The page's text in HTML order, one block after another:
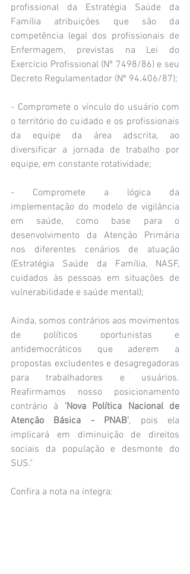
profissional da Estratégia Saúde da
Família atribuições que são da
competência legal dos profissionais de
Enfermagem, previstas na Lei do
Exercício Profissional (Nº 7498/86) e seu
Decreto Regulamentador (Nº 94.406/87);
- Compromete o vínculo do usuário com
o território do cuidado e os profissionais
da equipe da área adscrita, ao
diversificar a jornada de trabalho por
equipe, em constante rotatividade;
- Compromete a lógica da
implementação do modelo de vigilância
em saúde, como base para o
desenvolvimento da Atenção Primária
nos diferentes cenários de atuação
(Estratégia Saúde da Família, NASF,
cuidados às pessoas em situações de
vulnerabilidade e saúde mental);
Ainda, somos contrários aos movimentos
de políticos oportunistas e
antidemocráticos que aderem a
propostas excludentes e desagregadoras
para trabalhadores e usuários.
Reafirmamos nosso posicionamento
contrário à 'Nova Política Nacional de
Atenção Básica - PNAB', pois ela
implicará em diminuição de direitos
sociais da população e desmonte do
SUS."
Confira a nota na íntegra: